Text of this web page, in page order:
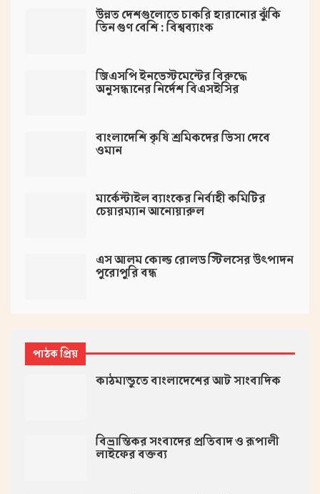
উন্নত দেশগুলোতে চাকরি হারানোর ঝুঁকি
তিন গুণ বেশি : বিশ্বব্যাংক
জিএসপি ইনভেস্টমেন্টের বিরুদ্ধে
অনুসন্ধানের নির্দেশ বিএসইসির
বাংলাদেশি কৃষি শ্রমিকদের ভিসা দেবে
ওমান
মার্কেন্টাইল ব্যাংকের নির্বাহী কমিটির
চেয়ারম্যান আনোয়ারুল
এস আলম কোল্ড রোলড স্টিলসের উৎপাদন
পুরোপুরি বন্ধ
পাঠক প্রিয়
কাঠমান্ডুতে বাংলাদেশের আট সাংবাদিক
বিভ্রান্তিকর সংবাদের প্রতিবাদ ও রূপালী
লাইফের বক্তব্য